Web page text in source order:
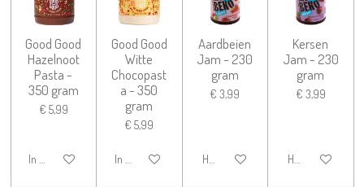
Good Good
Hazelnoot
Pasta -
350 gram
€ 5,99
In winkelwagen
Good Good
Witte
Chocopast
a - 350
gram
€ 5,99
In winkelwagen
Aardbeien
Jam - 230
gram
€ 3,99
Houd mij op de hoogte
Kersen
Jam - 230
gram
€ 3,99
Houd mij op de